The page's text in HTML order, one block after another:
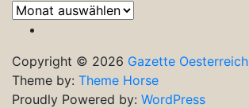
Frühere
Ausgaben
Copyright © 2026 Gazette Oesterreich
Theme by: Theme Horse
Proudly Powered by: WordPress